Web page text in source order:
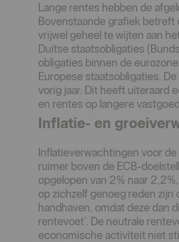
Lange rentes hebben de
Bovenstaande grafiek betreft
vrijwel geheel te wijten aan
Duitse staatsobligaties
obligaties binnen de
Europese staatsobligaties.
vorig jaar. Dit heeft uiteraard
en rentes op langere
Inflatie- en
Inflatieverwachtingen voor
ruimer boven de ECB-
opgelopen van 2% naar
op zichzelf genoeg reden
handhaven, omdat deze dan
rentevoet’. De neutrale
economische activiteit niet